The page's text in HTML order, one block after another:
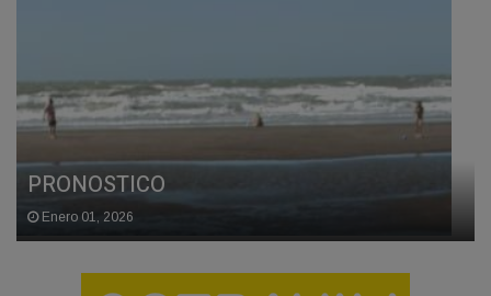
PRONOSTICO
Enero 01, 2026